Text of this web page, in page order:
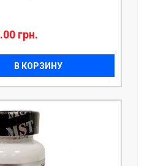
грн.
В КОРЗИНУ